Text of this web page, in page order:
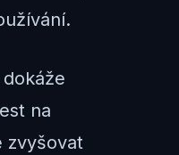
na
zvyšovat